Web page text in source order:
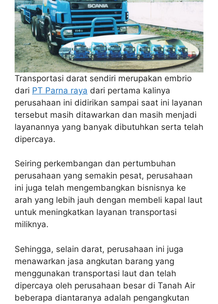
Transportasi darat sendiri merupakan embrio
dari PT Parna raya dari pertama kalinya
perusahaan ini didirikan sampai saat ini layanan
tersebut masih ditawarkan dan masih menjadi
layanannya yang banyak dibutuhkan serta telah
dipercaya.
Seiring perkembangan dan pertumbuhan
perusahaan yang semakin pesat, perusahaan
ini juga telah mengembangkan bisnisnya ke
arah yang lebih jauh dengan membeli kapal laut
untuk meningkatkan layanan transportasi
miliknya.
Sehingga, selain darat, perusahaan ini juga
menawarkan jasa angkutan barang yang
menggunakan transportasi laut dan telah
dipercaya oleh perusahaan besar di Tanah Air
beberapa diantaranya adalah pengangkutan